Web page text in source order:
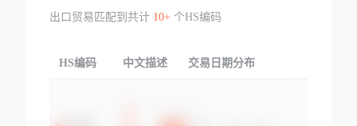
出口贸易匹配到共计 10+个HS编码
HS编码 中文描述 交易日期分布